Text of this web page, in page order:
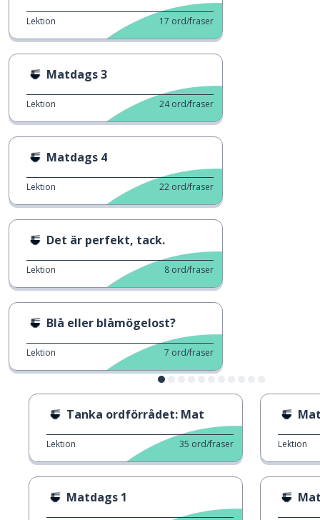
Lektion 17 ord/fraser
Matdags 3
Lektion 24 ord/fraser
Matdags 4
Lektion 22 ord/fraser
Det är perfekt, tack.
Lektion 8 ord/fraser
Blå eller blåmögelost?
Lektion 7 ord/fraser
Tanka ordförrådet: Mat
Lektion 35 ord/fraser
Matdags 1
Lektion